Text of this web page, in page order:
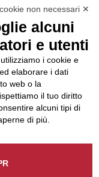
non necessari ✕
alcuni
e utenti
i cookie e
elaborare i dati
web o la
il tuo diritto
alcuni tipi di
di più.